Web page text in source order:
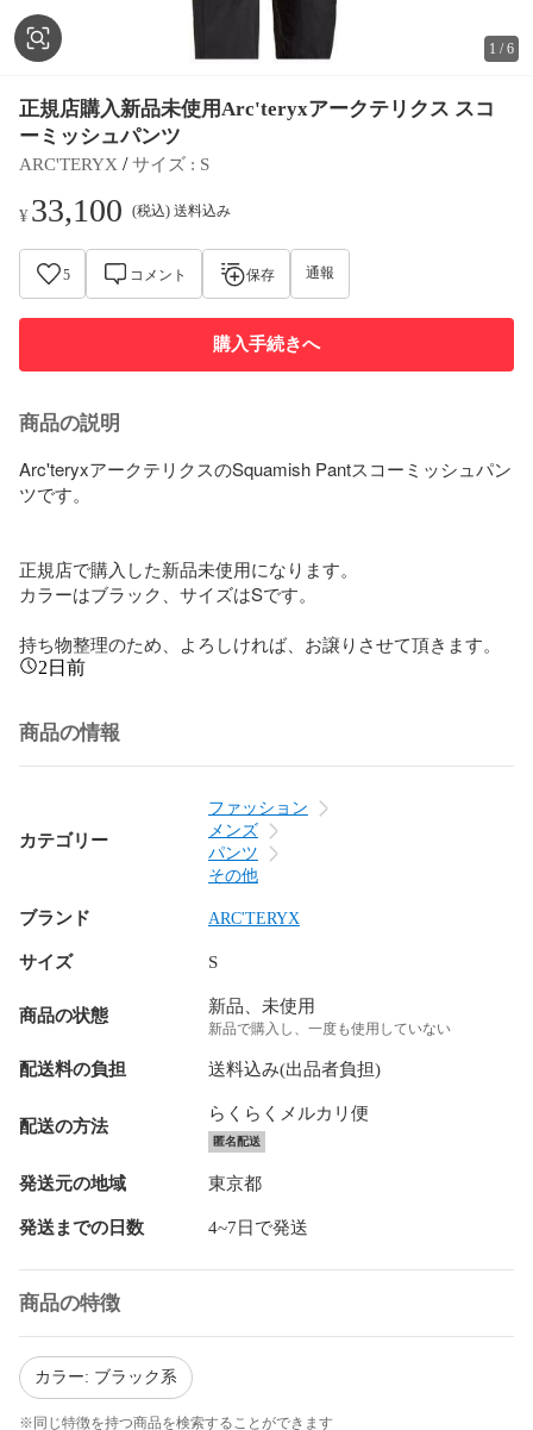
1 /6
正規店購入新品未使用Arc'teryxアークテリクス スコ
ーミッシュパンツ
ARC'TERYX / サイズ : S
¥33,100 (税込) 送料込み
5 コメント 保存 通報
購入手続きへ
商品の説明
Arc'teryxアークテリクスのSquamish Pantスコーミッシュパン
ツです。
正規店で購入した新品未使用になります。
カラーはブラック、サイズはSです。
持ち物整理のため、よろしければ、お譲りさせて頂きます。
2日前
商品の情報
カテゴリー
ファッション
メンズ
パンツ
その他
ブランド ARC'TERYX
サイズ S
商品の状態 新品、未使用
新品で購入し、一度も使用していない
配送料の負担 送料込み(出品者負担)
配送の方法
らくらくメルカリ便
匿名配送
発送元の地域 東京都
発送までの日数 4~7日で発送
商品の特徴
カラー: ブラック系
※同じ特徴を持つ商品を検索することができます